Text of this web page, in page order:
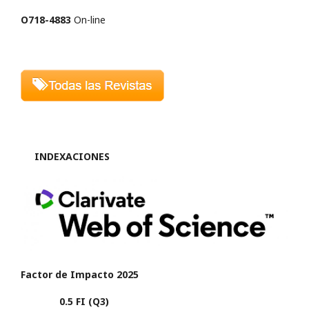
O718-4883 On-line
INDEXACIONES
Factor de Impacto 2025
0.5 FI (Q3)